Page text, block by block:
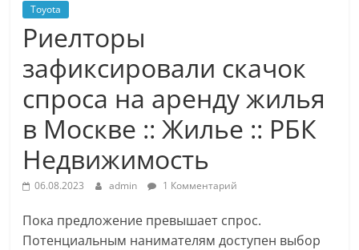
Toyota
Риелторы
зафиксировали скачок
спроса на аренду жилья
в Москве :: Жилье :: РБК
Недвижимость
06.08.2023 admin 1 Комментарий
Пока предложение превышает спрос.
Потенциальным нанимателям доступен выбор